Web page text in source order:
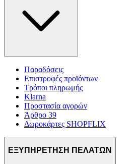
Παραδόσεις
Επιστροφές προϊόντων
Τρόποι πληρωμής
Klarna
Προστασία αγορών
Άρθρο 39
Δωροκάρτες SHOPFLIX
ΕΞΥΠΗΡΕΤΗΣΗ ΠΕΛΑΤΩΝ